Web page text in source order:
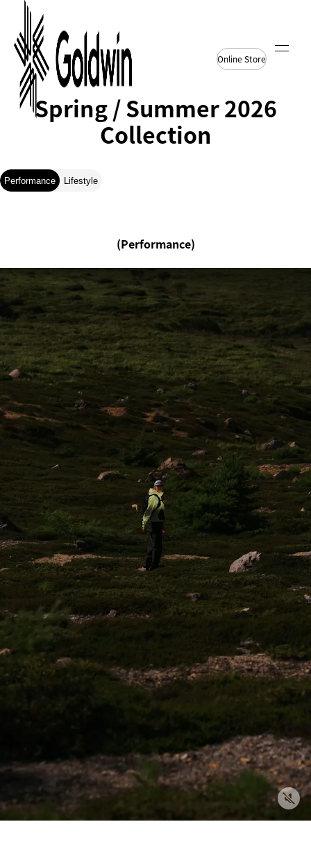
Online Store
Spring / Summer 2026
Collection
Performance Lifestyle
(Performance)